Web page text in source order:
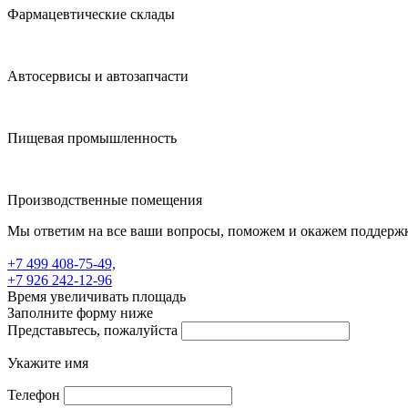
Фармацевтические склады
Автосервисы и автозапчасти
Пищевая промышленность
Производственные помещения
Мы ответим на все ваши вопросы, поможем и окажем
+7 499 408-75-49,
+7 926 242-12-96
Время увеличивать площадь
Заполните форму ниже
Представьтесь, пожалуйста
Укажите имя
Телефон